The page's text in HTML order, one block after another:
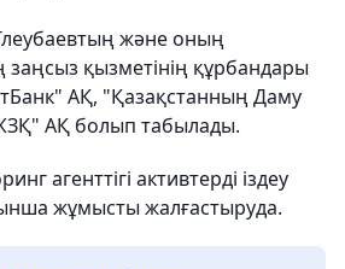
және оның
қызметінің құрбандары
АҚ, "Қазақстанның Даму
АҚ болып табылады.
агенттігі активтерді іздеу
жұмысты жалғастыруда.